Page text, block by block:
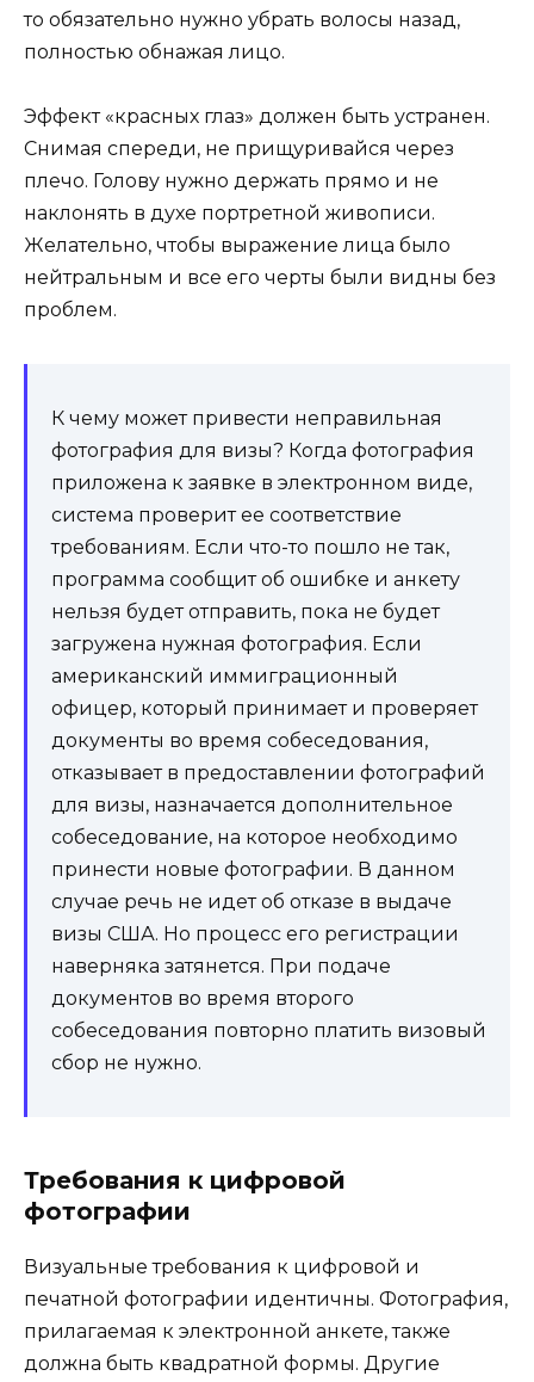
то обязательно нужно убрать волосы назад,
полностью обнажая лицо.
Эффект «красных глаз» должен быть устранен.
Снимая спереди, не прищуривайся через
плечо. Голову нужно держать прямо и не
наклонять в духе портретной живописи.
Желательно, чтобы выражение лица было
нейтральным и все его черты были видны без
проблем.
К чему может привести неправильная
фотография для визы? Когда фотография
приложена к заявке в электронном виде,
система проверит ее соответствие
требованиям. Если что-то пошло не так,
программа сообщит об ошибке и анкету
нельзя будет отправить, пока не будет
загружена нужная фотография. Если
американский иммиграционный
офицер, который принимает и проверяет
документы во время собеседования,
отказывает в предоставлении фотографий
для визы, назначается дополнительное
собеседование, на которое необходимо
принести новые фотографии. В данном
случае речь не идет об отказе в выдаче
визы США. Но процесс его регистрации
наверняка затянется. При подаче
документов во время второго
собеседования повторно платить визовый
сбор не нужно.
Требования к цифровой
фотографии
Визуальные требования к цифровой и
печатной фотографии идентичны. Фотография,
прилагаемая к электронной анкете, также
должна быть квадратной формы. Другие